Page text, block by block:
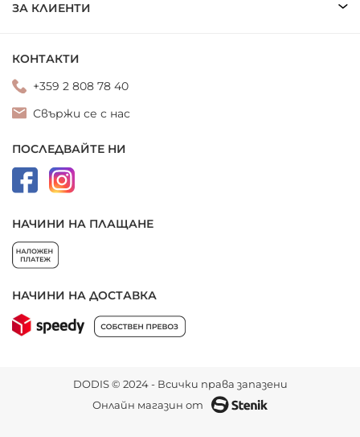
ЗА КЛИЕНТИ
КОНТАКТИ
+359 2 808 78 40
Свържи се с нас
ПОСЛЕДВАЙТЕ НИ
НАЧИНИ НА ПЛАЩАНЕ
НАЧИНИ НА ДОСТАВКА
DODIS © 2024 - Всички права запазени
Онлайн магазин от